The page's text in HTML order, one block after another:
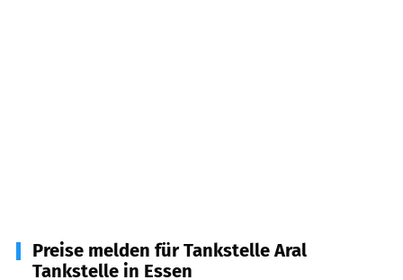
Preise melden für Tankstelle Aral
Tankstelle in Essen